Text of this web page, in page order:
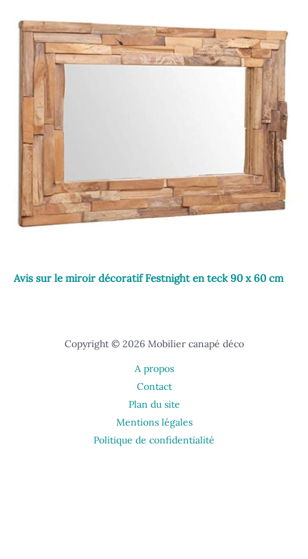
Avis sur le miroir décoratif Festnight en teck 90 x 60 cm
Copyright © 2026 Mobilier canapé déco
A propos
Contact
Plan du site
Mentions légales
Politique de confidentialité